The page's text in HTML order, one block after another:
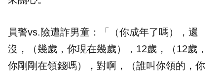
員警vs.險遭詐男童：「（你成年了嗎），還
沒，（幾歲，你現在幾歲），12歲，（12歲，
你剛剛在領錢嗎），對啊，（誰叫你領的，你